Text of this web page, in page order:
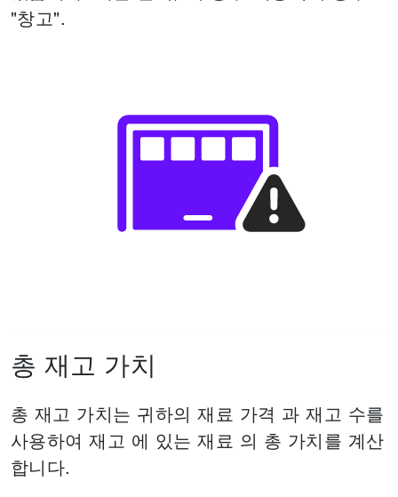
"창고".
총 재고 가치
총 재고 가치는 귀하의 재료 가격 과 재고 수를
사용하여 재고 에 있는 재료 의 총 가치를 계산
합니다.